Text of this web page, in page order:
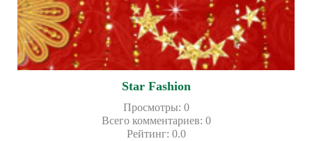
Star Fashion
Просмотры: 0
Всего комментариев: 0
Рейтинг: 0.0